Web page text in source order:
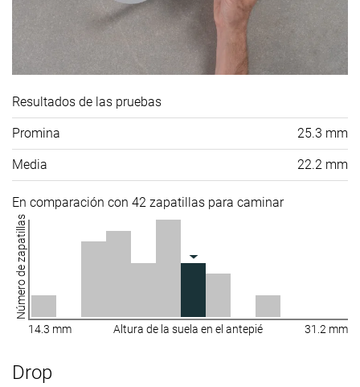
Resultados de las pruebas
Promina 25.3 mm
Media 22.2 mm
En comparación con 42 zapatillas para caminar
Número de zapatillas
14.3 mm Altura de la suela en el antepié 31.2 mm
Drop